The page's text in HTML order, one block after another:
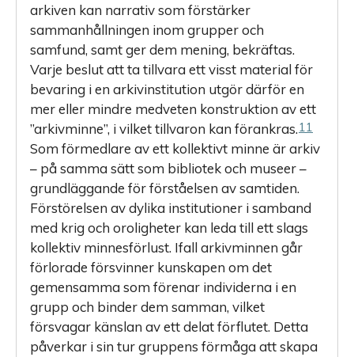
arkiven kan narrativ som förstärker
sammanhållningen inom grupper och
samfund, samt ger dem mening, bekräftas.
Varje beslut att ta tillvara ett visst material för
bevaring i en arkivinstitution utgör därför en
mer eller mindre medveten konstruktion av ett
”arkivminne”, i vilket tillvaron kan förankras.11
Som förmedlare av ett kollektivt minne är arkiv
– på samma sätt som bibliotek och museer –
grund­läggande för förståelsen av samtiden.
Förstörelsen av dylika institutioner i samband
med krig och oroligheter kan leda till ett slags
kollektiv minnesförlust. Ifall arkivminnen går
förlorade försvinner kunskapen om det
gemensamma som förenar individerna i en
grupp och binder dem samman, vilket
försvagar känslan av ett delat förflutet. Detta
påverkar i sin tur gruppens förmåga att skapa